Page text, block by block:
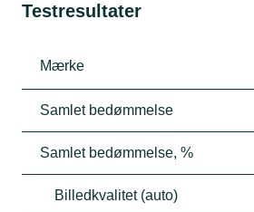
Testresultater
Mærke
Samlet bedømmelse
Samlet bedømmelse, %
Billedkvalitet (auto)